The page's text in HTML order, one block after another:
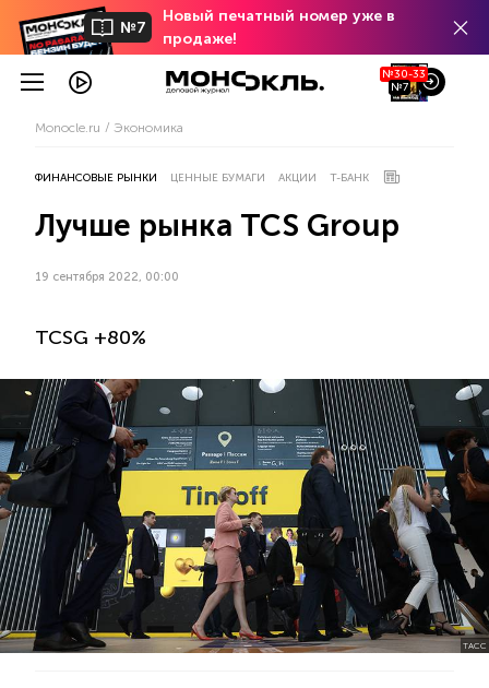
№7
Новый печатный номер уже в
продаже!
№30-33
№7
Monocle.ru Экономика
ФИНАНСОВЫЕ РЫНКИ ЦЕННЫЕ БУМАГИ АКЦИИ Т-БАНК
Лучше рынка TCS Group
19 сентября 2022, 00:00
TCSG +80%
ТАСС